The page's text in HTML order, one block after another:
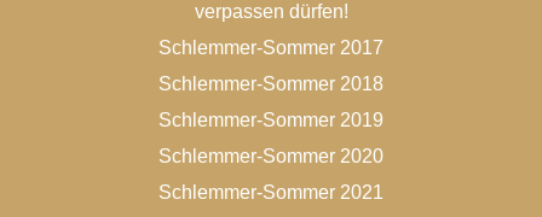
verpassen dürfen!
Schlemmer-Sommer 2017
Schlemmer-Sommer 2018
Schlemmer-Sommer 2019
Schlemmer-Sommer 2020
Schlemmer-Sommer 2021